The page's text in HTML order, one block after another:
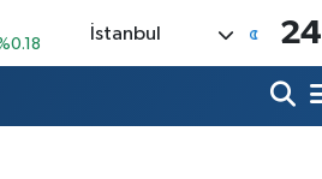
İstanbul 24